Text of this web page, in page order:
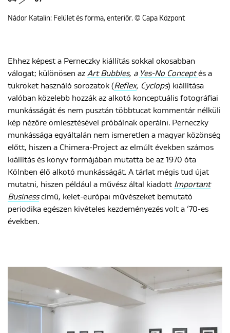
Nádor Katalin: Felület és forma, enteriőr. © Capa Központ
Ehhez képest a Perneczky kiállítás sokkal okosabban
válogat; különösen az Art Bubbles, a Yes-No Conceptés a
tükröket használó sorozatok (Reflex, Cyclops) kiállítása
valóban közelebb hozzák az alkotó konceptuális fotográfiai
munkásságát és nem pusztán többtucat kommentár nélküli
kép nézőre ömlesztésével próbálnak operálni. Perneczky
munkássága egyáltalán nem ismeretlen a magyar közönség
előtt, hiszen a Chimera-Project az elmúlt években számos
kiállítás és könyv formájában mutatta be az 1970 óta
Kölnben élő alkotó munkásságát. A tárlat mégis tud újat
mutatni, hiszen például a művész által kiadott Important
Businesscímű, kelet-európai művészeket bemutató
periodika egészen kivételes kezdeményezés volt a ‘70-es
években.